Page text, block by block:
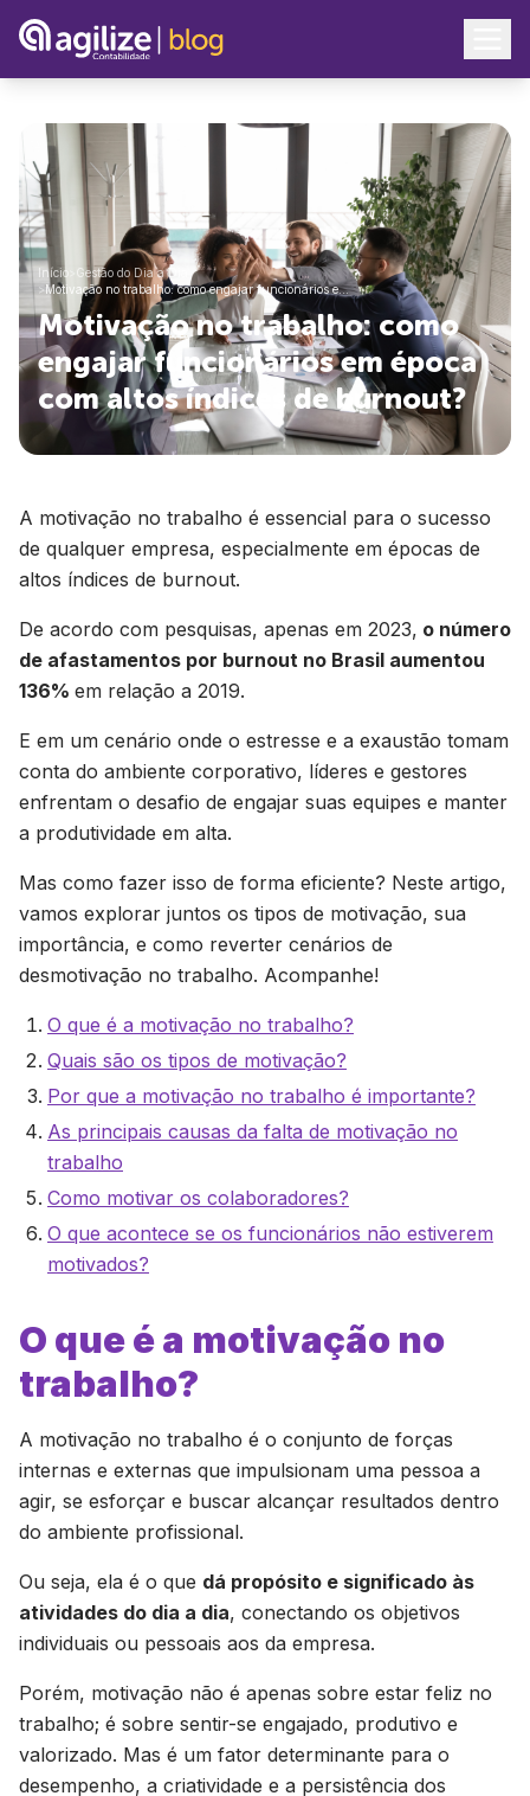
Início
Gestão do Dia a Dia
>Motivação no trabalho: como engajar funcionários e…
Motivação no trabalho: como
engajar funcionários em época
com altos índices de burnout?
A motivação no trabalho é essencial para o sucesso
de qualquer empresa, especialmente em épocas de
altos índices de burnout.
De acordo com pesquisas, apenas em 2023, o número
de afastamentos por burnout no Brasil aumentou
136% em relação a 2019.
E em um cenário onde o estresse e a exaustão tomam
conta do ambiente corporativo, líderes e gestores
enfrentam o desafio de engajar suas equipes e manter
a produtividade em alta.
Mas como fazer isso de forma eficiente? Neste artigo,
vamos explorar juntos os tipos de motivação, sua
importância, e como reverter cenários de
desmotivação no trabalho. Acompanhe!
O que é a motivação no trabalho?
Quais são os tipos de motivação?
Por que a motivação no trabalho é importante?
As principais causas da falta de motivação no
trabalho
Como motivar os colaboradores?
O que acontece se os funcionários não estiverem
motivados?
O que é a motivação no
trabalho?
A motivação no trabalho é o conjunto de forças
internas e externas que impulsionam uma pessoa a
agir, se esforçar e buscar alcançar resultados dentro
do ambiente profissional.
Ou seja, ela é o que dá propósito e significado às
atividades do dia a dia, conectando os objetivos
individuais ou pessoais aos da empresa.
Porém, motivação não é apenas sobre estar feliz no
trabalho; é sobre sentir-se engajado, produtivo e
valorizado. Mas é um fator determinante para o
desempenho, a criatividade e a persistência dos